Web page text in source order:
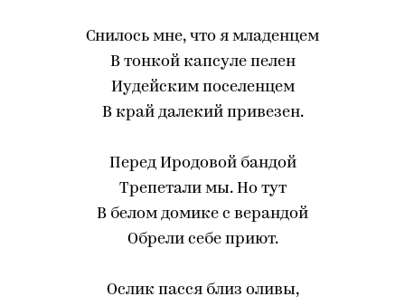
Снилось мне, что я младенцем
В тонкой капсуле пелен
Иудейским поселенцем
В край далекий привезен.
Перед Иродовой бандой
Трепетали мы. Но тут
В белом домике с верандой
Обрели себе приют.
Ослик пасся близ оливы,